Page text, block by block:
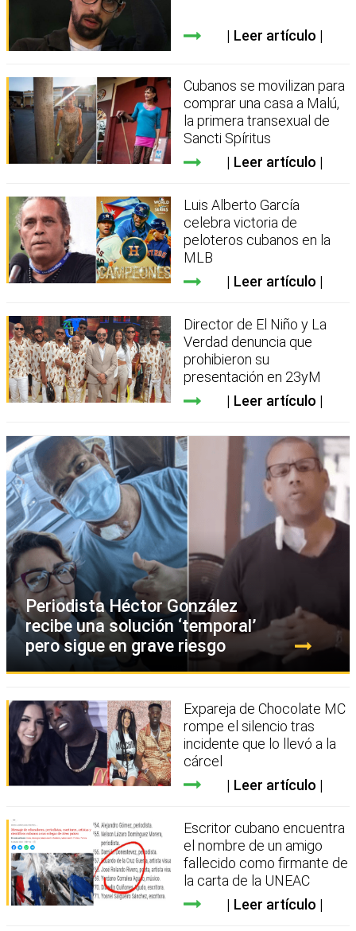
Leer artículo
Cubanos se movilizan para
comprar una casa a Malú,
la primera transexual de
Sancti Spíritus
Leer artículo
Luis Alberto García
celebra victoria de
peloteros cubanos en la
MLB
Leer artículo
Director de El Niño y La
Verdad denuncia que
prohibieron su
presentación en 23yM
Leer artículo
Periodista Héctor González
recibe una solución ‘temporal’
pero sigue en grave riesgo
Expareja de Chocolate MC
rompe el silencio tras
incidente que lo llevó a la
cárcel
Leer artículo
Escritor cubano encuentra
el nombre de un amigo
fallecido como firmante de
la carta de la UNEAC
Leer artículo